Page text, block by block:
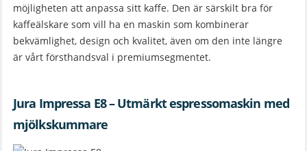
möjligheten att anpassa sitt kaffe. Den är särskilt bra för
kaffeälskare som vill ha en maskin som kombinerar
bekvämlighet, design och kvalitet, även om den inte längre
är vårt försthandsval i premiumsegmentet.
Jura Impressa E8 – Utmärkt espressomaskin med
mjölkskummare